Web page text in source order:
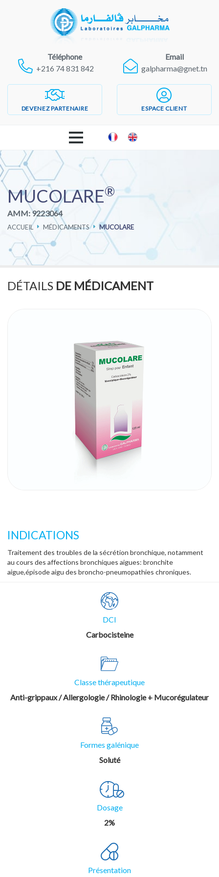
Téléphone
+216 74 831 842
Email
galpharma@gnet.tn
DEVENEZ PARTENAIRE ESPACE CLIENT
ACCUEIL
LABORATOIRES GALPHARMA
PRODUITS
PHARMACOVIGILANCE
MUCOLARE®
AMM: 9223064
ACCUEIL MÉDICAMENTS MUCOLARE
DÉTAILS DE MÉDICAMENT
INDICATIONS
Traitement des troubles de la sécrétion bronchique, notamment
au cours des affections bronchiques aigues: bronchite
aigue,épisode aigu des broncho-pneumopathies chroniques.
DCI
Carbocisteine
Classe thérapeutique
Anti-grippaux / Allergologie / Rhinologie + Mucorégulateur
Formes galénique
Soluté
Dosage
2%
Présentation